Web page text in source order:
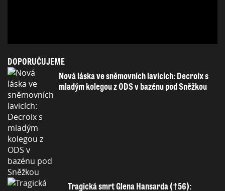
DOPORUČUJEME
Nová láska ve sněmovních lavicích: Decroix s
mladým kolegou z ODS v bazénu pod Sněžkou
Tragická smrt Glena Hansarda (†56):